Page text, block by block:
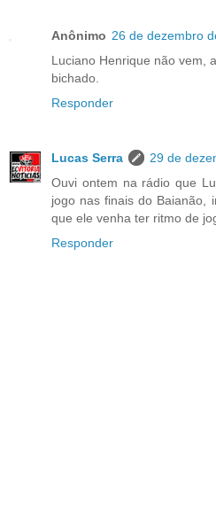
Anônimo 26 de dezembro
Luciano Henrique não vem,
bichado.
Responder
Lucas Serra
29 de
Ouvi ontem na rádio que
jogo nas finais do Baianão,
que ele venha ter ritmo de
Responder